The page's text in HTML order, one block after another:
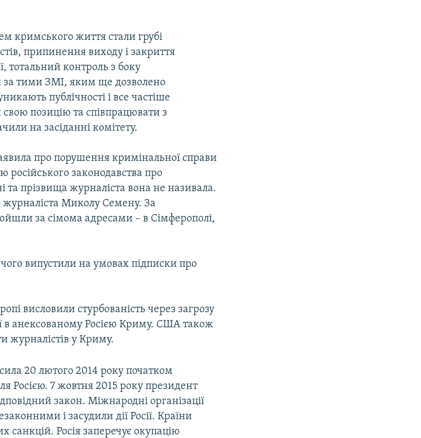
кримського життя стали грубі
припинення виходу і закриття
тотальний контроль з боку
за тими ЗМІ, яким ще дозволено
публічності і все частіше
позицію та співпрацювати з
на засіданні комітету.
про порушення кримінальної справи
російського законодавства про
та прізвища журналіста вона не називала.
журналіста Миколу Семену. За
за сімома адресами – в Сімферополі,
випустили на умовах підписки про
висловили стурбованість через загрозу
в анексованому Росією Криму. США також
журналістів у Криму.
20 лютого 2014 року початком
Росією. 7 жовтня 2015 року президент
закон. Міжнародні організації
і засудили дії Росії. Країни
санкцій. Росія заперечує окупацію